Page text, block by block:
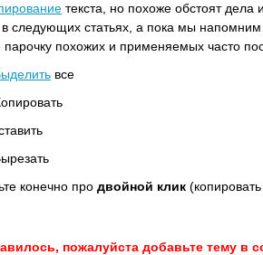
текста, но похоже обстоят
следующих статьях, а пока мы
похожих и применяемых часто
все
конечно про двойной клик
пожалуйста добавьте тему в